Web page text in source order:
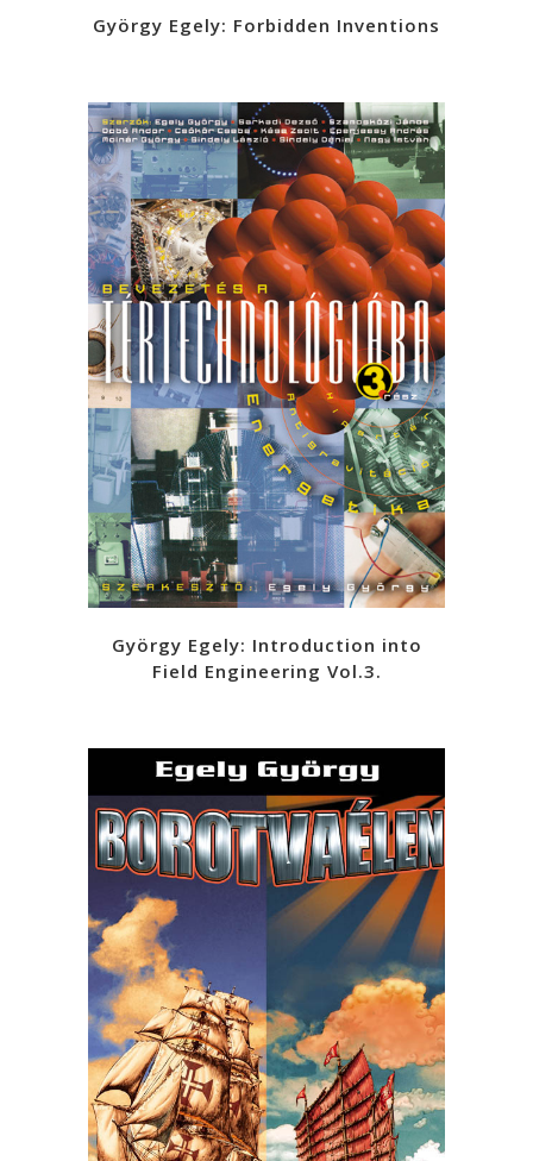
György Egely: Forbidden Inventions
György Egely: Introduction into
Field Engineering Vol.3.